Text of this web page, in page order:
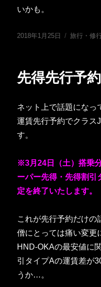
いかも。
投
2018年1月25日
カ
ー
旅行・修
先得先行予
ネット上で話題になっ
運賃先行予約でクラス
す。
※3月24日（土）搭乗
ーパー先得・先得割引
定を終了いたします。
これが先行予約だけの
僧にとっては痛い変更
HND-OKAの最安値に
引タイプAの運賃差が
うか…。